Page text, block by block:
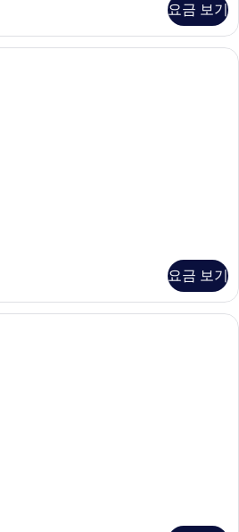
요금 보기
슈피리어 트윈룸 | 미니바, 객실 내 금
요금 보기
그랜드 트윈룸 (Superior) | 미니바, 객